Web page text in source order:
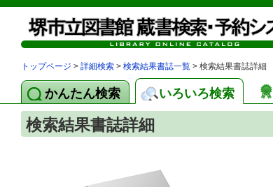
トップページ > 詳細検索 > 検索結果書誌一覧 > 検索結果書誌詳細
かんたん検索 いろいろ検索
検索結果書誌詳細